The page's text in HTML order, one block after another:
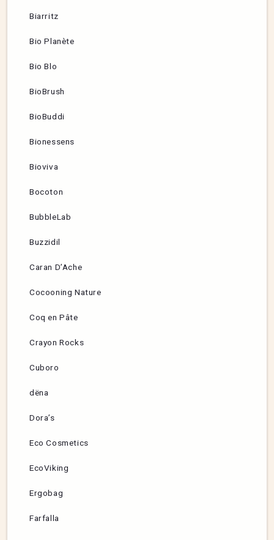
Biarritz
Bio Planète
Bio Blo
BioBrush
BioBuddi
Bionessens
Bioviva
Bocoton
BubbleLab
Buzzidil
Caran D’Ache
Cocooning Nature
Coq en Pâte
Crayon Rocks
Cuboro
dëna
Dora’s
Eco Cosmetics
EcoViking
Ergobag
Farfalla